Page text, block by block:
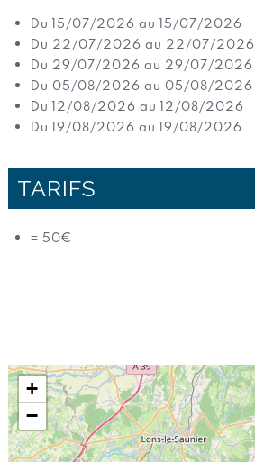
Du 15/07/2026 au 15/07/2026
Du 22/07/2026 au 22/07/2026
Du 29/07/2026 au 29/07/2026
Du 05/08/2026 au 05/08/2026
Du 12/08/2026 au 12/08/2026
Du 19/08/2026 au 19/08/2026
TARIFS
= 50€
+
−